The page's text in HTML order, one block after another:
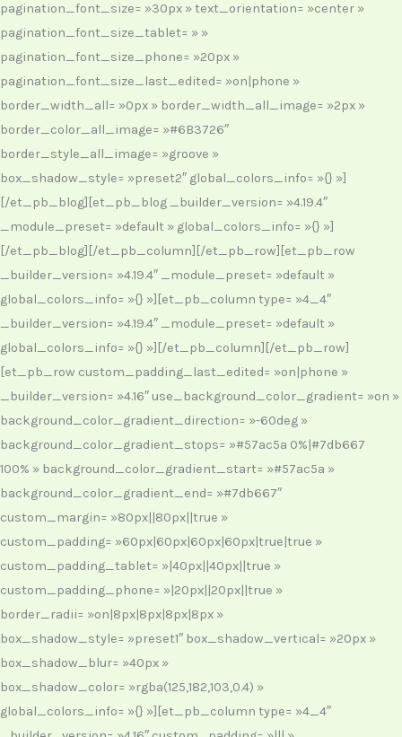
pagination_font_size= »30px » text_orientation= »center »
pagination_font_size_tablet= » »
pagination_font_size_phone= »20px »
pagination_font_size_last_edited= »on|phone »
border_width_all= »0px » border_width_all_image= »2px »
border_color_all_image= »#6B3726″
border_style_all_image= »groove »
box_shadow_style= »preset2″ global_colors_info= »{} »]
[/et_pb_blog][et_pb_blog _builder_version= »4.19.4″
_module_preset= »default » global_colors_info= »{} »]
[/et_pb_blog][/et_pb_column][/et_pb_row][et_pb_row
_builder_version= »4.19.4″ _module_preset= »default »
global_colors_info= »{} »][et_pb_column type= »4_4″
_builder_version= »4.19.4″ _module_preset= »default »
global_colors_info= »{} »][/et_pb_column][/et_pb_row]
[et_pb_row custom_padding_last_edited= »on|phone »
_builder_version= »4.16″ use_background_color_gradient= »on »
background_color_gradient_direction= »-60deg »
background_color_gradient_stops= »#57ac5a 0%|#7db667
100% » background_color_gradient_start= »#57ac5a »
background_color_gradient_end= »#7db667″
custom_margin= »80px||80px||true »
custom_padding= »60px|60px|60px|60px|true|true »
custom_padding_tablet= »|40px||40px||true »
custom_padding_phone= »|20px||20px||true »
border_radii= »on|8px|8px|8px|8px »
box_shadow_style= »preset1″ box_shadow_vertical= »20px »
box_shadow_blur= »40px »
box_shadow_color= »rgba(125,182,103,0.4) »
global_colors_info= »{} »][et_pb_column type= »4_4″